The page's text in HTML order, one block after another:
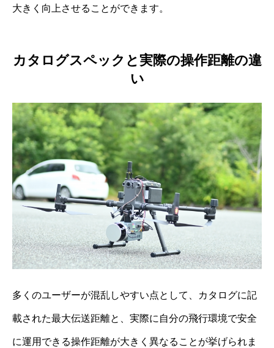
大きく向上させることができます。
カタログスペックと実際の操作距離の違
い
多くのユーザーが混乱しやすい点として、カタログに記
載された最大伝送距離と、実際に自分の飛行環境で安全
に運用できる操作距離が大きく異なることが挙げられま